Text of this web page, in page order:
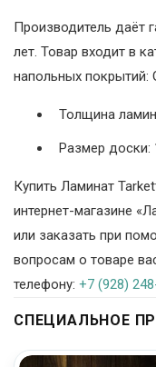
Производитель даёт
лет. Товар входит в
напольных покрытий:
Толщина
Размер доски:
Купить Ламинат
интернет-магазине
или заказать при
вопросам о товаре
телефону: +7 (928)
СПЕЦИАЛЬНОЕ